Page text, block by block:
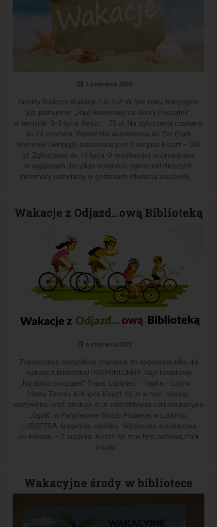
1 czerwca 2023
Drodzy Rodzice Wakacje tuż, tuż! W tym roku, tradycyjnie
już, planujemy „Rajd Rowerowy na Dobry Początek”
w terminie 3-5 lipca. Koszt – 75 zł. Na zgłoszenia czekamy
do 23 czerwca. Wycieczka autokarowa do Żor (Park
Rozrywki Twinpigs) planowana jest 3 sierpnia Koszt – 100
zł. Zgłoszenia do 14 lipca. O możliwości uczestnictwa
w wyjazdach decyduje kolejność zgłoszeń! Bliższych
informacji udzielamy w godzinach otwarcia placówek, …
Wakacje z Odjazd…ową Biblioteką
6 czerwca 2022
Zapraszamy wszystkich chętnych do spędzenia kilku dni
wakacji z Biblioteką! PROPONUJEMY: Rajd rowerowy
„Na dobry początek” Trasa: Lubliniec – Hadra – Lisów –
Herby Termin: 6-8 lipca Koszt: 60 zł w tym: noclegi,
wyżywienie oraz atrakcje m.in. interaktywna sala edukacyjna
„Ognik” w Państwowej Straży Pożarnej w Lublińcu,
LUBISFERA, kręgielnia, ognisko Wycieczka autokarowa
do Inwałdu – 2 sierpnia Koszt: 60 zł w tym: autokar, Park
Inwałd …
Wakacyjne środy w bibliotece